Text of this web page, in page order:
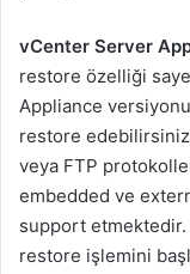
vCenter Server
restore özelliği
Appliance
restore
veya FTP
embedded ve
support etmektedir.
restore işlemini